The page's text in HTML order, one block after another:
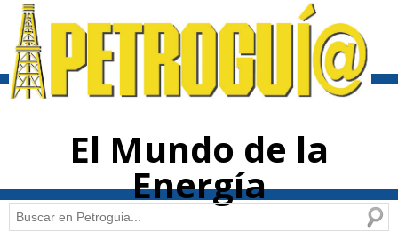
contenido
El Mundo de la
Energía
Buscar